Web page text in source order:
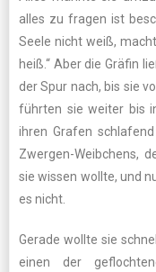
alles zu fragen ist
Seele nicht weiß,
heiß.“ Aber die Gräfin
der Spur nach, bis sie
führten sie weiter bis
ihren Grafen
Zwergen-Weibchens,
sie wissen wollte, und
es nicht.
Gerade wollte sie
einen der